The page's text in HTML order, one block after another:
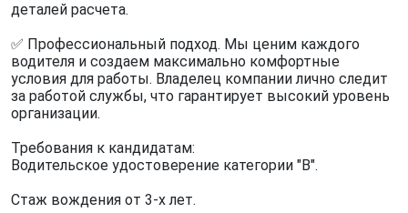
деталей расчета.
✅ Профессиональный подход. Мы ценим каждого
водителя и создаем максимально комфортные
условия для работы. Владелец компании лично следит
за работой службы, что гарантирует высокий уровень
организации.
Требования к кандидатам:
Водительское удостоверение категории "B".
Стаж вождения от 3-х лет.